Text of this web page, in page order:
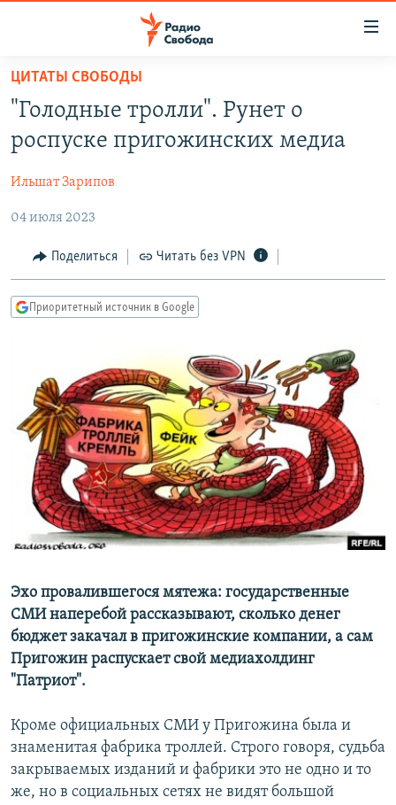
упрощенного
доступа
основному
Вернутся
главной
навигации
Вернутся
ПРОГРАММЫ
ПОДКАСТЫ
АВТОРСКИЕ ПРОЕКТЫ
ЦИТАТЫ СВОБОДЫ
МНЕНИЯ
КУЛЬТУРА
IDEL.РЕАЛИИ
КАВКАЗ.РЕАЛИИ
СИБИРЬ.РЕАЛИИ
РАСПИСАНИЕ ВЕЩАНИЯ
ПОДПИШИТЕСЬ НА РАССЫЛКУ
СОЦИАЛЬНЫЕ СЕТИ
Все сайты РСЕ/РС
ЦИТАТЫ СВОБОДЫ
"Голодные тролли". Рунет о
роспуске пригожинских медиа
Ильшат Зарипов
04 июля 2023
Поделиться Читать без VPN
Приоритетный источник в Google
Эхо провалившегося мятежа: государственные
СМИ наперебой рассказывают, сколько денег
бюджет закачал в пригожинские компании, а сам
Пригожин распускает свой медиахолдинг
"Патриот".
Кроме официальных СМИ у Пригожина была и
знаменитая фабрика троллей. Строго говоря, судьба
закрываемых изданий и фабрики это не одно и то
же, но в социальных сетях не видят большой